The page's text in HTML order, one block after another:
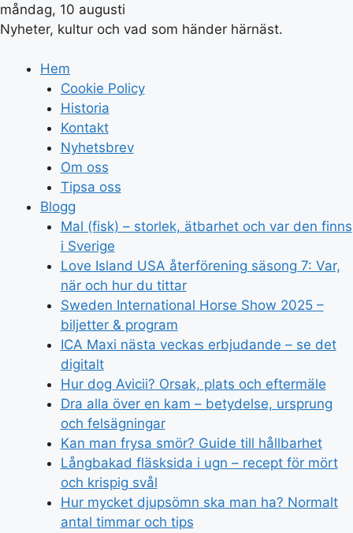
måndag, 10 augusti
Nyheter, kultur och vad som händer härnäst.
Hem
Cookie Policy
Historia
Kontakt
Nyhetsbrev
Om oss
Tipsa oss
Blogg
Mal (fisk) – storlek, ätbarhet och var den finns
i Sverige
Love Island USA återförening säsong 7: Var,
när och hur du tittar
Sweden International Horse Show 2025 –
biljetter & program
ICA Maxi nästa veckas erbjudande – se det
digitalt
Hur dog Avicii? Orsak, plats och eftermäle
Dra alla över en kam – betydelse, ursprung
och felsägningar
Kan man frysa smör? Guide till hållbarhet
Långbakad fläsksida i ugn – recept för mört
och krispig svål
Hur mycket djupsömn ska man ha? Normalt
antal timmar och tips